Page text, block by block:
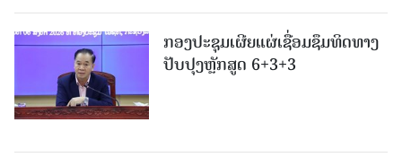
ກອງປະຊຸມເຜີຍແຜ່ເຊື່ອມຊຶມທິດທາງ
ປັບປຸງຫຼັກສູດ 6+3+3